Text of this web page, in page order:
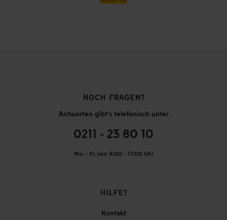
NOCH FRAGEN?
Antworten gibt's telefonisch unter
0211 - 23 80 10
Mo. - Fr. von 9:00 - 17:00 Uhr
HILFE?
Kontakt